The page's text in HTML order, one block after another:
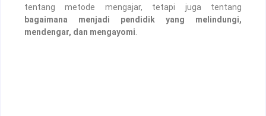
tentang metode mengajar, tetapi juga tentang
bagaimana menjadi pendidik yang melindungi,
mendengar, dan mengayomi